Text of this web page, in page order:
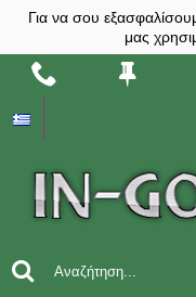
Για να σου
μας